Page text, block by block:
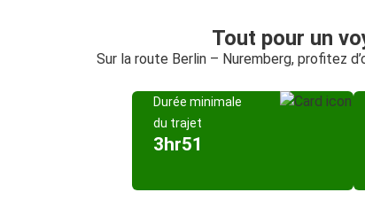
Tout pour un
Sur la route Berlin – Nuremberg, profitez
Durée minimale
du trajet
3hr51